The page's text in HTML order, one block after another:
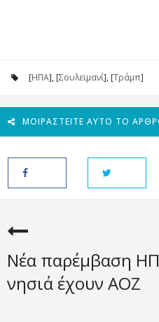
[ΗΠΑ], [Σουλεϊμανί], [Τράμπ]
ΜΟΙΡΑΣΤΕΊΤΕ ΑΥΤΌ ΤΟ
Νέα παρέμβαση
νησιά έχουν ΑΟΖ